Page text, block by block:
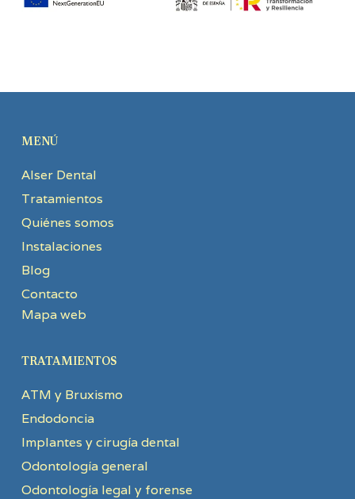
MENÚ
Alser Dental
Tratamientos
Quiénes somos
Instalaciones
Blog
Contacto
Mapa web
TRATAMIENTOS
ATM y Bruxismo
Endodoncia
Implantes y cirugía dental
Odontología general
Odontología legal y forense